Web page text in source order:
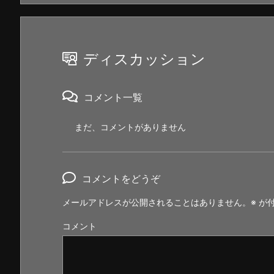
ディスカッション
コメント一覧
まだ、コメントがありません
コメントをどうぞ
メールアドレスが公開されることはありません。 ※ が
コメント